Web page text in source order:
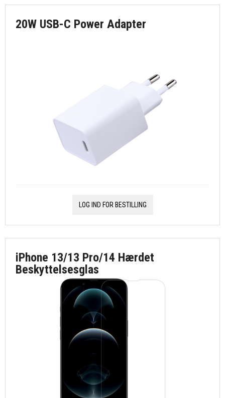
20W USB-C Power Adapter
LOG IND FOR BESTILLING
iPhone 13/13 Pro/14 Hærdet
Beskyttelsesglas